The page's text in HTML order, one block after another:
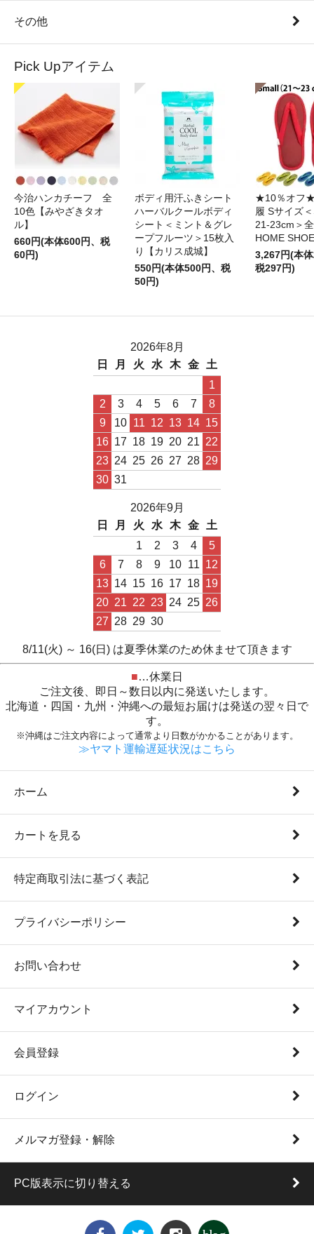
その他
Pick Upアイテム
今治ハンカチーフ 全
10色【みやざきタオ
ル】
660円(本体600円、税
60円)
ボディ用汗ふきシート
ハーバルクールボディ
シート＜ミント＆グレ
ープフルーツ＞15枚入
り【カリス成城】
550円(本体500円、税
50円)
★10％オフ
履 Sサイズ
21-23cm＞
HOME
3,267円(本
税297円)
2026年8月
日
月 火 水 木 金 土
1
2
3 4 5 6 7
8
9
10 11 12 13 14 15
16 17 18 19 20 21 22
23 24 25 26 27 28 29
30 31
2026年9月
日
月 火 水 木 金 土
1
2 3 4
5
6
7 8 9 10 11 12
13 14 15 16 17 18 19
20 21 22 23 24 25 26
27 28 29 30
8/11(火) ～ 16(日) は夏季休業のため休ませて頂きます
■…休業日
ご注文後、即日～数日以内に発送いたします。
北海道・四国・九州・沖縄への最短お届けは発送の翌々日で
す。
※沖縄はご注文内容によって通常より日数がかかることがあります。
≫ヤマト運輸遅延状況はこちら
ホーム
カートを見る
特定商取引法に基づく表記
プライバシーポリシー
お問い合わせ
マイアカウント
会員登録
ログイン
メルマガ登録・解除
PC版表示に切り替える